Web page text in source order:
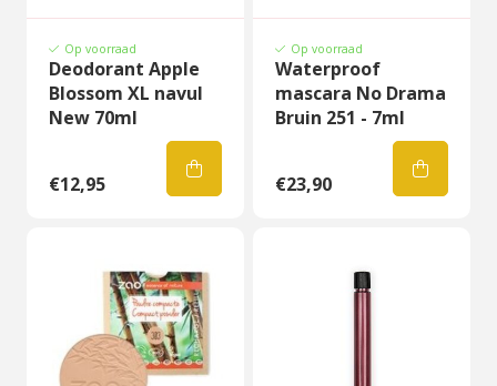
Op voorraad
Deodorant Apple
Blossom XL navul
New 70ml
€12,95
Op voorraad
Waterproof
mascara No Drama
Bruin 251 - 7ml
€23,90